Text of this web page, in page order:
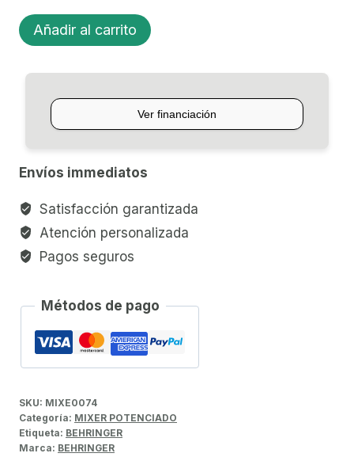
MIXER
10
BEHRINGER
EUROPOWER
PMP980S
cantidad
Añadir al carrito
Envíos immediatos
Satisfacción garantizada
Atención personalizada
Pagos seguros
Métodos de pago
SKU: MIXE0074
Categoría: MIXER POTENCIADO
Etiqueta: BEHRINGER
Marca: BEHRINGER